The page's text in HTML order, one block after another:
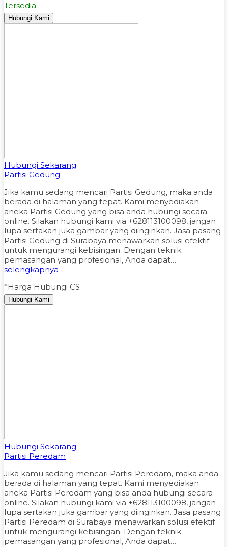
Tersedia
Hubungi Kami
Hubungi Sekarang
Partisi Gedung
Jika kamu sedang mencari Partisi Gedung, maka anda
berada di halaman yang tepat. Kami menyediakan
aneka Partisi Gedung yang bisa anda hubungi secara
online. Silakan hubungi kami via +628113100098, jangan
lupa sertakan juka gambar yang diinginkan. Jasa pasang
Partisi Gedung di Surabaya menawarkan solusi efektif
untuk mengurangi kebisingan. Dengan teknik
pemasangan yang profesional, Anda dapat…
selengkapnya
*Harga Hubungi CS
Hubungi Kami
Hubungi Sekarang
Partisi Peredam
Jika kamu sedang mencari Partisi Peredam, maka anda
berada di halaman yang tepat. Kami menyediakan
aneka Partisi Peredam yang bisa anda hubungi secara
online. Silakan hubungi kami via +628113100098, jangan
lupa sertakan juka gambar yang diinginkan. Jasa pasang
Partisi Peredam di Surabaya menawarkan solusi efektif
untuk mengurangi kebisingan. Dengan teknik
pemasangan yang profesional, Anda dapat…